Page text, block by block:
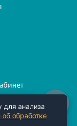
анализа
обработке
нам